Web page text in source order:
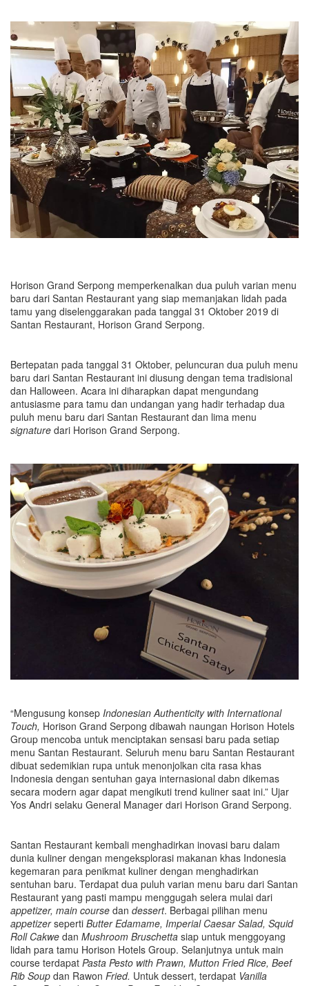
Horison Grand Serpong memperkenalkan dua puluh varian menu
baru dari Santan Restaurant yang siap memanjakan lidah pada
tamu yang diselenggarakan pada tanggal 31 Oktober 2019 di
Santan Restaurant, Horison Grand Serpong.
Bertepatan pada tanggal 31 Oktober, peluncuran dua puluh menu
baru dari Santan Restaurant ini diusung dengan tema tradisional
dan Halloween. Acara ini diharapkan dapat mengundang
antusiasme para tamu dan undangan yang hadir terhadap dua
puluh menu baru dari Santan Restaurant dan lima menu
signature dari Horison Grand Serpong.
“Mengusung konsep Indonesian Authenticity with International
Touch, Horison Grand Serpong dibawah naungan Horison Hotels
Group mencoba untuk menciptakan sensasi baru pada setiap
menu Santan Restaurant. Seluruh menu baru Santan Restaurant
dibuat sedemikian rupa untuk menonjolkan cita rasa khas
Indonesia dengan sentuhan gaya internasional dabn dikemas
secara modern agar dapat mengikuti trend kuliner saat ini.” Ujar
Yos Andri selaku General Manager dari Horison Grand Serpong.
Santan Restaurant kembali menghadirkan inovasi baru dalam
dunia kuliner dengan mengeksplorasi makanan khas Indonesia
kegemaran para penikmat kuliner dengan menghadirkan
sentuhan baru. Terdapat dua puluh varian menu baru dari Santan
Restaurant yang pasti mampu menggugah selera mulai dari
appetizer, main course dan dessert. Berbagai pilihan menu
appetizerseperti Butter Edamame, Imperial Caesar Salad, Squid
Roll Cakwe dan Mushroom Bruschetta siap untuk menggoyang
lidah para tamu Horison Hotels Group. Selanjutnya untuk main
course terdapat Pasta Pesto with Prawn, Mutton Fried Rice, Beef
Rib Soup dan Rawon Fried. Untuk dessert, terdapat Vanilla